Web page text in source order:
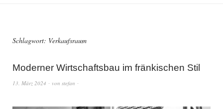
Schlagwort: Verkaufsraum
Moderner Wirtschaftsbau im fränkischen Stil
13. März 2024 von stefan